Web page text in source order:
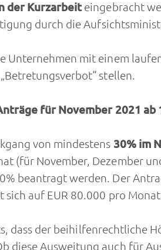
der Kurzarbeiteingebracht
durch die
Unternehmen mit einem
stellen.
für November 2021 ab
von mindestens 30% im
(für November, Dezember
beantragt werden. Der
auf EUR 80.000 pro
dass der beihilfenrechtliche
diese Ausweitung auch für